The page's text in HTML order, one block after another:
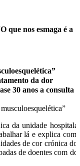
que nos esmaga é a
da dor
30 anos a consulta
da unidade hospitalar
lá e explica como
de cor crónica dos
de doentes com dor